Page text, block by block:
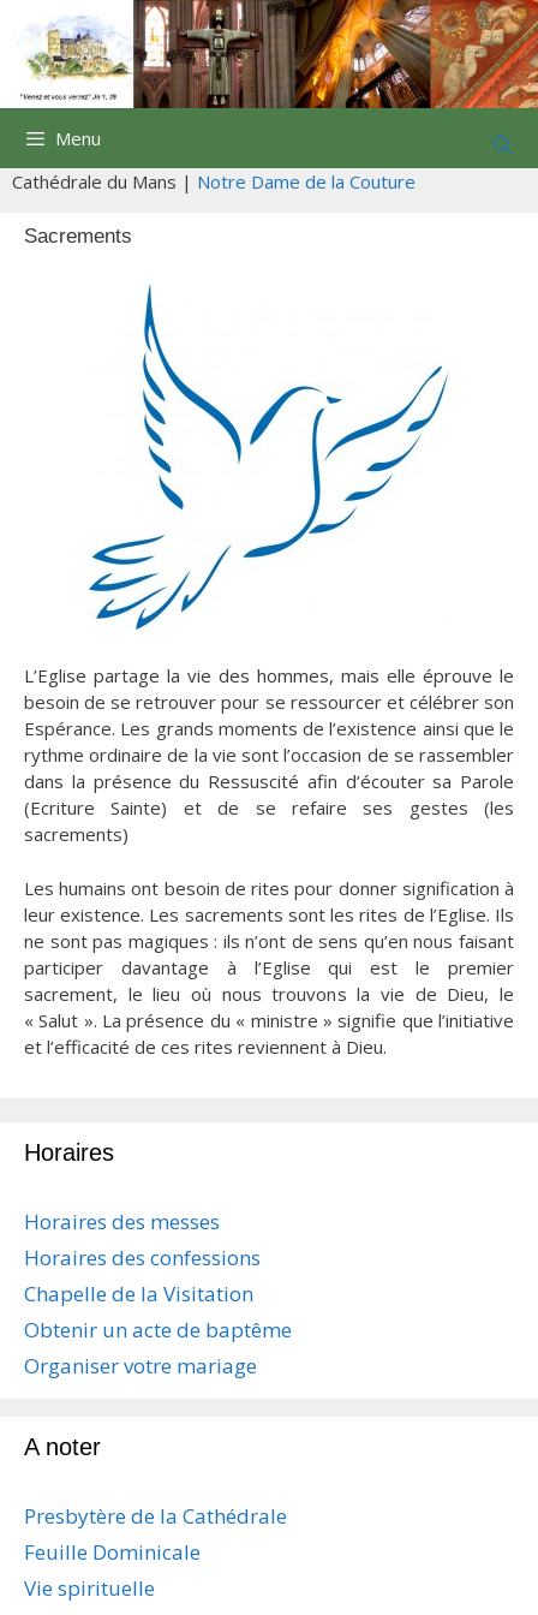
contenu
Menu
Cathédrale du Mans | Notre Dame de la Couture
Sacrements
L’Eglise partage la vie des hommes, mais elle éprouve le
besoin de se retrouver pour se ressourcer et célébrer son
Espérance. Les grands moments de l’existence ainsi que le
rythme ordinaire de la vie sont l’occasion de se rassembler
dans la présence du Ressuscité afin d’écouter sa Parole
(Ecriture Sainte) et de se refaire ses gestes (les
sacrements)
Les humains ont besoin de rites pour donner signification à
leur existence. Les sacrements sont les rites de l’Eglise. Ils
ne sont pas magiques : ils n’ont de sens qu’en nous faisant
participer davantage à l’Eglise qui est le premier
sacrement, le lieu où nous trouvons la vie de Dieu, le
« Salut ». La présence du « ministre » signifie que l’initiative
et l’efficacité de ces rites reviennent à Dieu.
Horaires
Horaires des messes
Horaires des confessions
Chapelle de la Visitation
Obtenir un acte de baptême
Organiser votre mariage
A noter
Presbytère de la Cathédrale
Feuille Dominicale
Vie spirituelle